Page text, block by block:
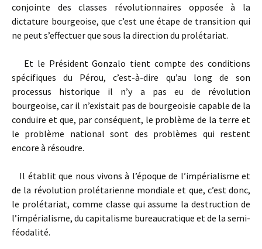
conjointe des classes révolutionnaires opposée à la
dictature bourgeoise, que c’est une étape de transition qui
ne peut s’effectuer que sous la direction du prolétariat.
Et le Président Gonzalo tient compte des conditions
spécifiques du Pérou, c’est-à-dire qu’au long de son
processus historique il n’y a pas eu de révolution
bourgeoise, car il n’existait pas de bourgeoisie capable de la
conduire et que, par conséquent, le problème de la terre et
le problème national sont des problèmes qui restent
encore à résoudre.
Il établit que nous vivons à l’époque de l’impérialisme et
de la révolution prolétarienne mondiale et que, c’est donc,
le prolétariat, comme classe qui assume la destruction de
l’impérialisme, du capitalisme bureaucratique et de la semi-
féodalité.